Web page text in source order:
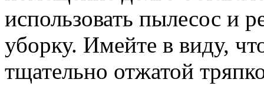
использовать пылесос и
уборку. Имейте в виду,
тщательно отжатой